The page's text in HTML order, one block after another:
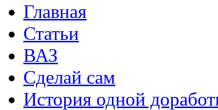
Главная
Статьи
ВАЗ
Сделай сам
История одной